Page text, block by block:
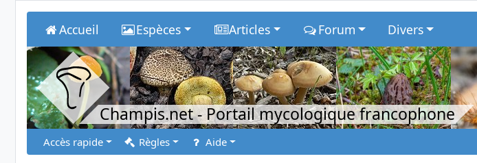
Accueil Espèces Articles Forum Divers
Champis.net- Portail mycologique francophone
Accès rapide Règles Aide